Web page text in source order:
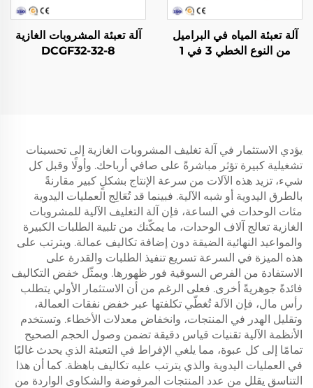
آلة تعبئة المياه في البراميل
من النوع الخطي 3 في 1
آلة تعبئة المشروبات الغازية
DCGF32-32-8
يؤدي الاستثمار في آلة تغليف المشروبات الغازية إلى تحسينات
تشغيلية كبيرة تؤثر مباشرةً على صافي أرباحك. وأولًا وقبل كل
شيء، تزيد هذه الآلات من سرعة الإنتاج بشكلٍ كبير مقارنةً
بالطرق اليدوية أو شبه الآلية. فبينما قد تُعَالِج العمليات اليدوية
مئات الوحدات في الساعة، فإن آلة التغليف الآلية للمشروبات
الغازية تعالج آلاف الوحدات، ما يمكّنك من تلبية الطلبات الكبيرة
والمواعيد النهائية الضيقة دون إضافة تكاليف عمالة. ويترتب على
هذه الميزة في السرعة تسريع تنفيذ الطلبات والقدرة على
الاستفادة من الفرص السوقية فور ظهورها. ويمثّل خفض التكاليف
فائدةً جوهريةً أخرى. فعلى الرغم من أن الاستثمار الأولي يتطلب
رأس مال، فإن الآلة تُغطّي تكلفتها عبر خفض نفقات العمالة،
وتقليل الهدر في المنتجات، وانخفاض معدلات الأخطاء. وتستخدم
الأنظمة الآلية تقنيات قياس دقيقة تضمن وصول الحجم الصحيح
تمامًا إلى كل عبوة، مما يلغي الإفراط في التعبئة الذي يحدث غالبًا
في العمليات اليدوية والذي يترتب عليه تكاليف باهظة. كما أن هذا
التناسق يقلل من عدد المنتجات المرفوضة والشكاوى الواردة من